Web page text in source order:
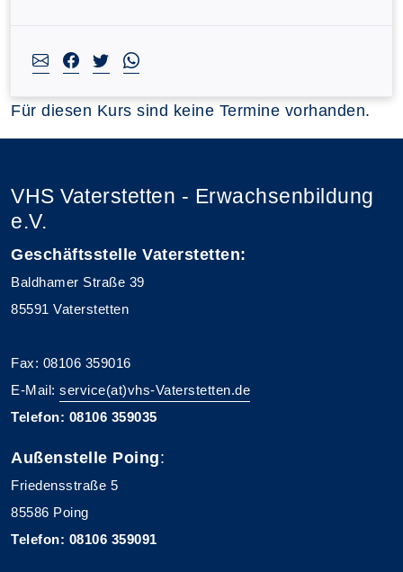
Für diesen Kurs sind keine Termine vorhanden.
VHS Vaterstetten - Erwachsenbildung
e.V.
Geschäftsstelle Vaterstetten:
Baldhamer Straße 39
85591 Vaterstetten
Fax: 08106 359016
E-Mail: service(at)vhs-Vaterstetten.de
Telefon: 08106 359035
Außenstelle Poing:
Friedensstraße 5
85586 Poing
Telefon: 08106 359091